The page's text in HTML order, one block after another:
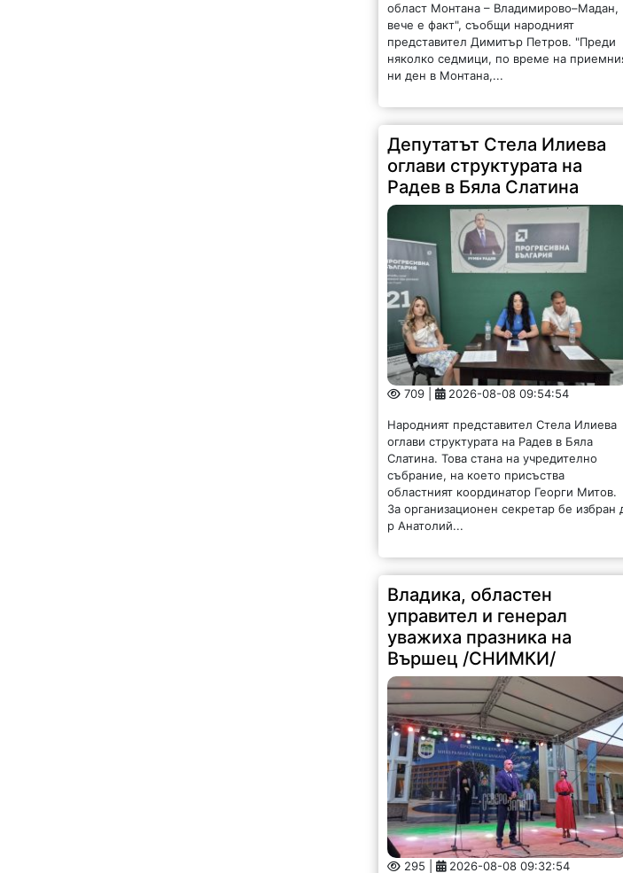
област Монтана – Владимирово–Мадан,
вече е факт", съобщи народният
представител Димитър Петров. "Преди
няколко седмици, по време на
ни ден в Монтана,...
Депутатът Стела Илиева
оглави структурата на
Радев в Бяла Слатина
709 | 2026-08-08 09:54:54
Народният представител Стела Илиева
оглави структурата на Радев в Бяла
Слатина. Това стана на учредително
събрание, на което присъства
областният координатор Георги Митов.
За организационен секретар бе избран
р Анатолий...
Владика, областен
управител и генерал
уважиха празника на
Вършец /СНИМКИ/
295 | 2026-08-08 09:32:54